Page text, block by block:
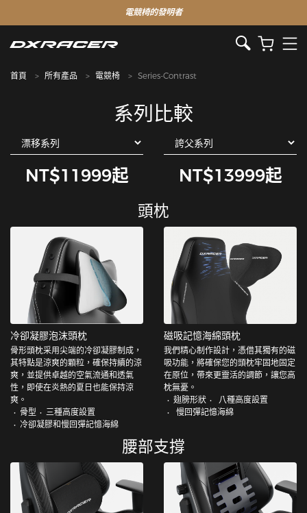
電競椅的發明者
首頁 所有產品 電競椅 Series-Contrast
系列比較
NT$11999起 NT$13999起
頭枕
冷卻凝膠泡沫頭枕
骨形頭枕采用尖端的冷卻凝膠制成，
其特點是涼爽的顆粒，確保持續的涼
爽，並提供卓越的空氣流通和透氣
性，即使在炎熱的夏日也能保持涼
爽。
骨型
三種高度設置
冷卻凝膠和慢回彈記憶海綿
磁吸記憶海綿頭枕
我們精心制作設計，憑借其獨有的磁
吸功能，將確保您的頭枕牢固地固定
在原位，帶來更靈活的調節，讓您高
枕無憂。
翅膀形狀
八種高度設置
慢回彈記憶海綿
腰部支撐